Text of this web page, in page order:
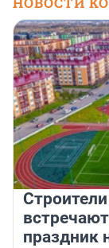
праздник